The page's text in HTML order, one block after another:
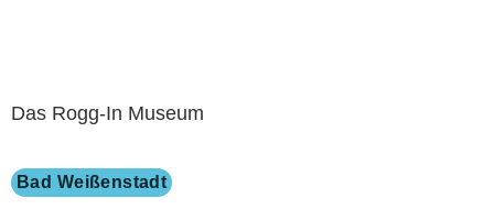
Das Rogg-In Museum
Bad Weißenstadt